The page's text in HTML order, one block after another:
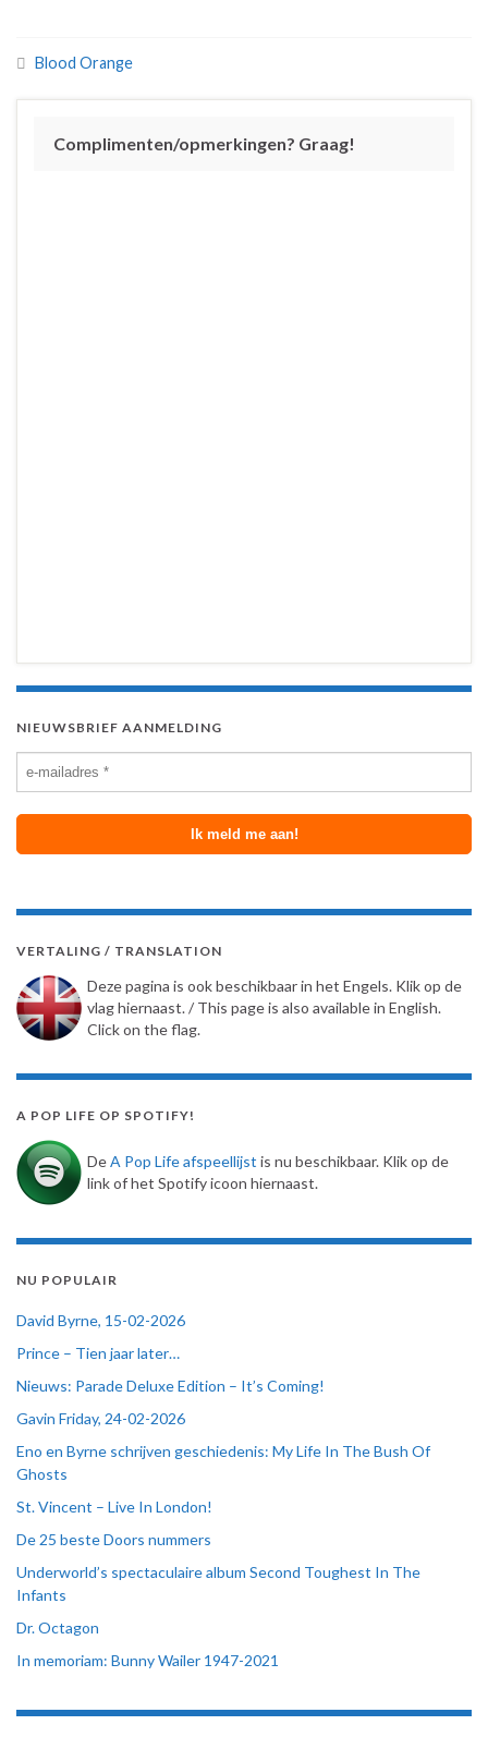
Blood Orange
Complimenten/opmerkingen? Graag!
NIEUWSBRIEF AANMELDING
VERTALING / TRANSLATION
Deze pagina is ook beschikbaar in het Engels. Klik op de
vlag hiernaast. / This page is also available in English.
Click on the flag.
A POP LIFE OP SPOTIFY!
DeA Pop Life afspeellijst is nu beschikbaar. Klik op de
link of het Spotify icoon hiernaast.
NU POPULAIR
David Byrne, 15-02-2026
Prince – Tien jaar later…
Nieuws: Parade Deluxe Edition – It’s Coming!
Gavin Friday, 24-02-2026
Eno en Byrne schrijven geschiedenis: My Life In The Bush Of
Ghosts
St. Vincent – Live In London!
De 25 beste Doors nummers
Underworld’s spectaculaire album Second Toughest In The
Infants
Dr. Octagon
In memoriam: Bunny Wailer 1947-2021